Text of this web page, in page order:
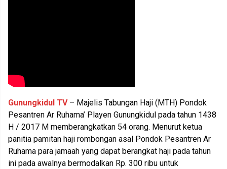
Gunungkidul TV– Majelis Tabungan Haji (MTH) Pondok
Pesantren Ar Ruhama’ Playen Gunungkidul pada tahun 1438
H / 2017 M memberangkatkan 54 orang. Menurut ketua
panitia pamitan haji rombongan asal Pondok Pesantren Ar
Ruhama para jamaah yang dapat berangkat haji pada tahun
ini pada awalnya bermodalkan Rp. 300 ribu untuk